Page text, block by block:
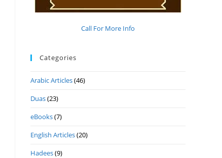
Call For More Info
Categories
Arabic Articles(46)
Duas(23)
eBooks(7)
English Articles(20)
Hadees(9)